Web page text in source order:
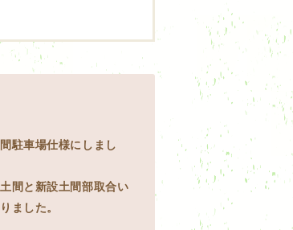
駐車場仕様にしまし
間と新設土間部取合い
ました。